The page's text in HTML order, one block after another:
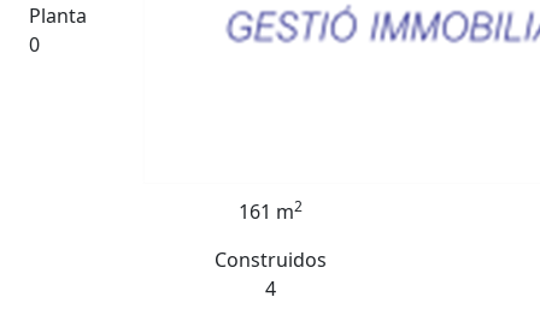
Planta
0
161 m2
Construidos
4